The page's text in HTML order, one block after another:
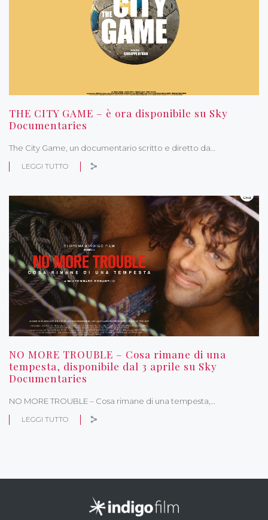
THE CITY GAME – è ora disponibile su Sky
Documentaries
The City Game, un documentario scritto e diretto da…
LEGGI TUTTO
NO MORE TROUBLE – Cosa rimane di una
tempesta, disponibile dal 3 aprile su Sky
Documentaries
NO MORE TROUBLE – Cosa rimane di una tempesta,…
LEGGI TUTTO